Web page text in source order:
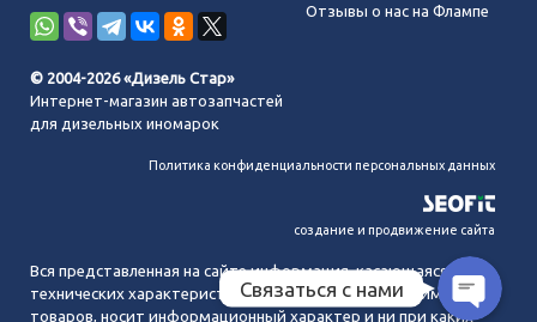
Отзывы о нас на Флампе
© 2004-2026 «Дизель Стар»
Интернет-магазин автозапчастей
для дизельных иномарок
Политика конфиденциальности персональных данных
создание и продвижение сайта
Вся представленная на сайте информация, касающаяся
технических характеристик, наличия на складе, стоимости
товаров, носит информационный характер и ни при каких
Связаться с нами